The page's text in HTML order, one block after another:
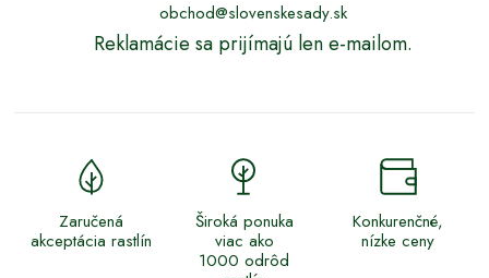
obchod@slovenskesady.sk
Reklamácie sa prijímajú len e-mailom.
Zaručená
akceptácia rastlín
Široká ponuka
viac ako
1000 odrôd
Konkurenčné,
nízke ceny